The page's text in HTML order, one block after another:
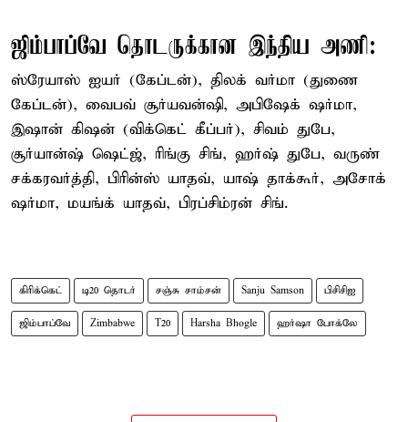
ஜிம்பாப்வே தொடருக்கான இந்திய அணி:
ஸ்ரேயாஸ் ஐயர் (கேப்டன்), திலக் வர்மா (துணை
கேப்டன்), வைபவ் சூர்யவன்ஷி, அபிஷேக் ஷர்மா,
இஷான் கிஷன் (விக்கெட் கீப்பர்), சிவம் துபே,
சூர்யான்ஷ் ஷெட்ஜ், ரிங்கு சிங், ஹர்ஷ் துபே, வருண்
சக்கரவர்த்தி, பிரின்ஸ் யாதவ், யாஷ் தாக்கூர், அசோக்
ஷர்மா, மயங்க் யாதவ், பிரப்சிம்ரன் சிங்.
கிரிக்கெட் டி20 தொடர் சஞ்சு சாம்சன் Sanju Samson பிசிசிஐ
ஜிம்பாப்வே Zimbabwe T20 Harsha Bhogle ஹர்ஷா போக்லே